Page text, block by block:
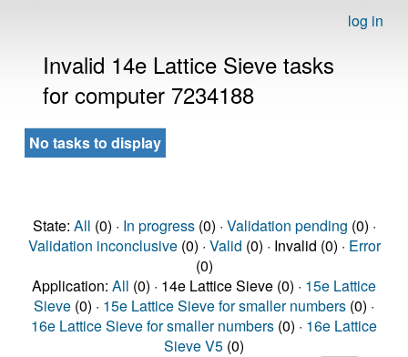
log in
Invalid 14e Lattice Sieve tasks
for computer 7234188
No tasks to display
State: All (0) · In progress(0) · Validation pending (0) ·
Validation inconclusive(0) · Valid (0) · Invalid (0) · Error
(0)
Application: All (0) · 14e Lattice Sieve (0) · 15e Lattice
Sieve (0) · 15e Lattice Sieve for smaller numbers (0) ·
16e Lattice Sieve for smaller numbers (0) · 16e Lattice
Sieve V5 (0)